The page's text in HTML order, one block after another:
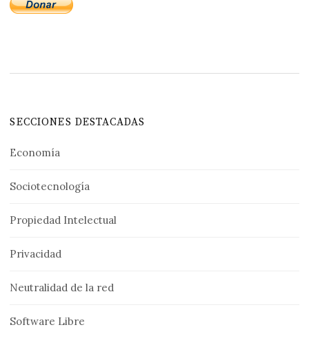
SECCIONES DESTACADAS
Economía
Sociotecnología
Propiedad Intelectual
Privacidad
Neutralidad de la red
Software Libre